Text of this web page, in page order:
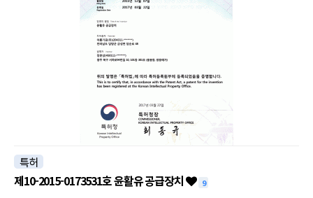
특허
제10-2015-0173531호 윤활유 공급장치 9